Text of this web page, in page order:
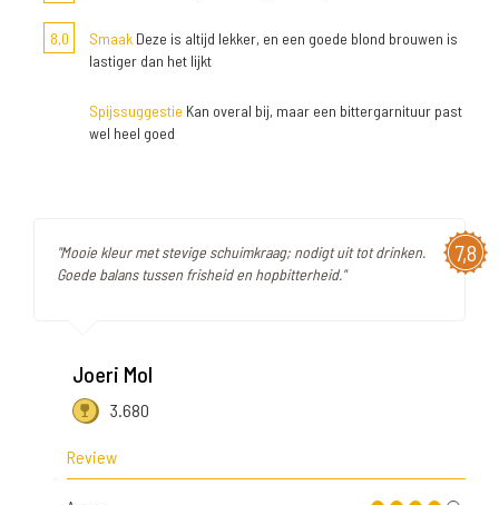
8,0 Smaak Deze is altijd lekker, en een goede blond brouwen is
lastiger dan het lijkt
Spijssuggestie Kan overal bij, maar een bittergarnituur past
wel heel goed
7,8
"Mooie kleur met stevige schuimkraag; nodigt uit tot drinken.
Goede balans tussen frisheid en hopbitterheid."
Joeri Mol
3.680
Review